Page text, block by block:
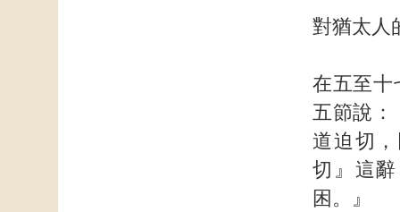
對猶太人
在五至十
五節說：
道迫切
切』這
困。』